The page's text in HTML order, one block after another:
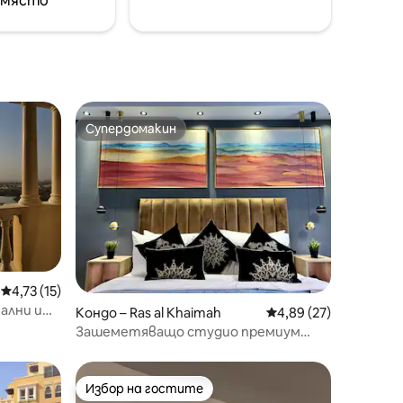
Средна оценка: 4,73 от 5, 15 отзива
4,73 (15)
и
Супердомакин
Супердомакин
Кондо – Ras al Khaimah Средна оценка:
4,89 (27)
Зашеметяващо студио премиум
Избор на гостите
Избор на гостите